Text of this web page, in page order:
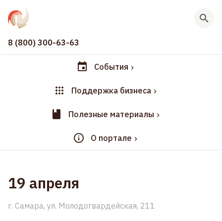
8 (800) 300-63-63
События
Поддержка бизнеса
Полезные материалы
О портале
19 апреля
г. Самара, ул. Молодогвардейская, 211